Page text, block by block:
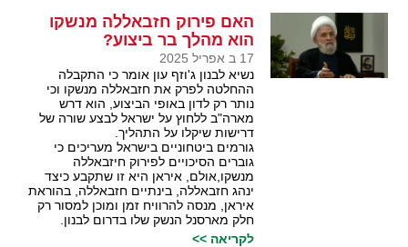
האם פירוק חזבאללה מנשקו
הוא מהלך בר ביצוע?
17 ב אפריל 2025
נשיא לבנון ג'וזף עון אומר כי התקבלה
ההחלטה לפרק את חזבאללה מנשקו וכי
נותר רק לדון באופי הביצוע, הוא דרש
מארה"ב ללחוץ על ישראל לבצע שורה של
דרישות שיקלו על התהליך.
גורמים ביטחוניים בישראל מעריכים כי
גוברים הסיכויים לפירוק חיזבאללה
מנשקו,אולם, איראן היא זו שתקבע כיצד
ינהג חזבאללה, בינתיים חזבאללה, בהוראת
איראן, מנסה להרוויח זמן ומוכן למסור רק
חלק מארסנל הנשק שלו בדרום לבנון.
לקריאה >>